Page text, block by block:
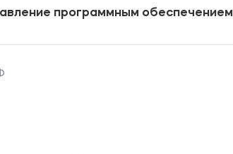
программным обеспечением